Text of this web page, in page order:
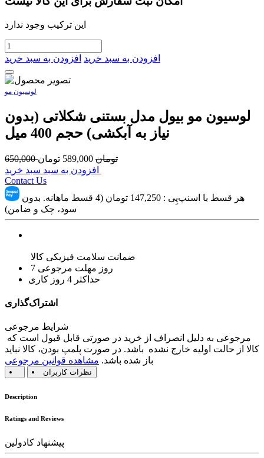
این ترکیب وجود ندارد
افزودن به سبد خرید افزودن به سبد خرید
لوسیون مو
لوسیون مو بیول مدل بستنی شکلاتی (بدون
نیاز به آبکشی) حجم 400 میل
650,000 تومان 589,000 تومان
Contact Us
هر قسط با اسنپ‌پِی : 147,250
تومان (4 قسط ماهانه. بدون
سود، چک و ضامن)
ضمانت سلامت فیزیکی کالا
7 روز مهلت مرجوعی
حداکثر 4 روز کاری
اشتراک‌گذاری
شرایط مرجوعی
کالا از حالت اولیه خارج نشده باشد. در صورت پلمپ بودن، کالا نباید
باز شده باشد. مشاهده قوانین مرجوعی
نظرات کاربران
Description
Ratings and Reviews
پیشنهاد کادولین